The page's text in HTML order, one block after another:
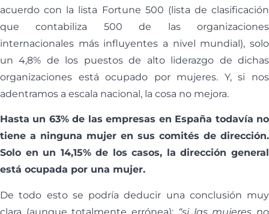
acuerdo con la lista Fortune 500 (lista de clasificación
que contabiliza 500 de las organizaciones
internacionales más influyentes a nivel mundial), solo
un 4,8% de los puestos de alto liderazgo de dichas
organizaciones está ocupado por mujeres. Y, si nos
adentramos a escala nacional, la cosa no mejora.
Hasta un 63% de las empresas en España todavía no
tiene a ninguna mujer en sus comités de dirección.
Solo en un 14,15% de los casos, la dirección general
está ocupada por una mujer.
De todo esto se podría deducir una conclusión muy